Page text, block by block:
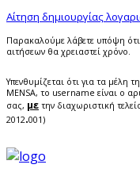
Αίτηση δημιουργίας
Παρακαλούμε λάβετε υπόψη
αιτήσεων θα χρειαστεί χρόνο.
Υπενθυμίζεται ότι για τα μέλη
MENSA, το username είναι ο
σας, με την διαχωριστική
2012.001)